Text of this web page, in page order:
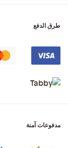
طرق الدفع
مدفوعات آمنة